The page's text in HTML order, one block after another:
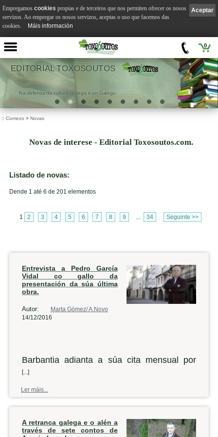
0
EDITORIAL TOXOSOUTOS
Na defensa da cultura Galega e en Galego
:: Comezo > Novas
Novas de interese - Editorial Toxosoutos.com.
Listado de novas:
Dende 1 até 6 de 201 elementos
1 2 3 4 5 6 7 8 9 34 Seguinte >>
Entrevista a Pedro García
Vidal co gallo da
presentación da súa última
obra.
Autor:
Marta Gómez/ A.Novo
14/12/2016
Barbantia adianta a súa cita mensual por
mor das festas do Nadal, así que este
venres a asociación cultural levará a cabo
na casa de cultura noiesa unha nova
historiador Pedro García Vidal, que falará do
[...]
Ler máis...
A retranca galega e o alén a
través de sete contos de
Aceptar
Empregamos cookies propias e de terceiros que nos permiten ofrecer os nosos
servizos. Ao empregar os nosos servizos, aceptas o uso que facemos das
cookies.
Máis información